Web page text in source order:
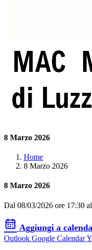
8 Marzo 2026
Home
8 Marzo 2026
8 Marzo 2026
Dal 08/03/2026 ore 17:30
Aggiungi a
Outlook Google Calendar